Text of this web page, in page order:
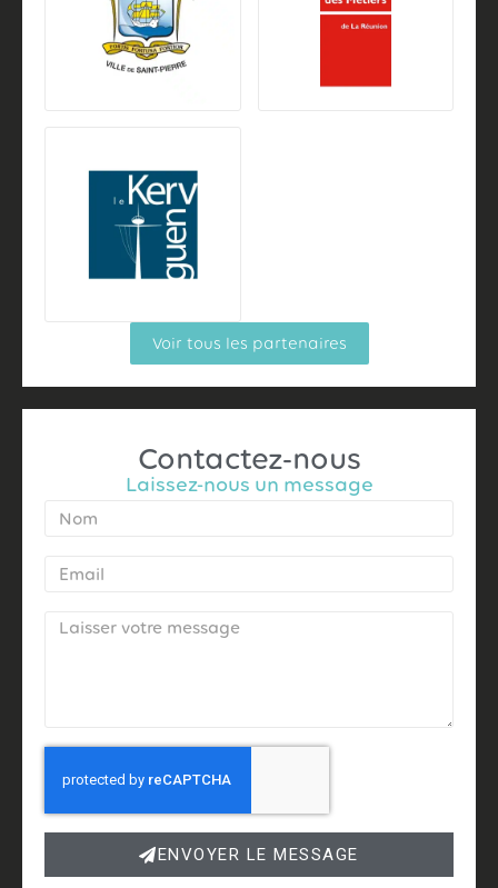
Voir tous les partenaires
Contactez-nous
Laissez-nous un message
ENVOYER LE MESSAGE